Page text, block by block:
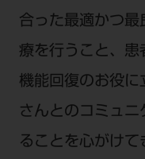
合った最適かつ最
療を行うこと、患
機能回復のお役に
さんとのコミュ
ることを心がけて
ビバリーくんの歯
モリタカレンダー
大阪
京都
Digital Seminar
見学予約
メールでのお